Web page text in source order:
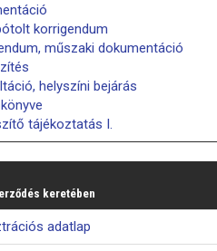
korrigendum
műszaki dokumentáció
helyszíni bejárás
tájékoztatás I.
keretében
adatlap